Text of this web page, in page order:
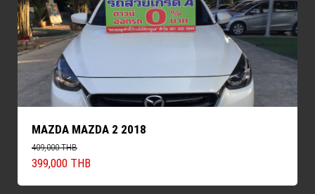
MAZDA MAZDA 2 2018
409,000 THB
399,000 THB